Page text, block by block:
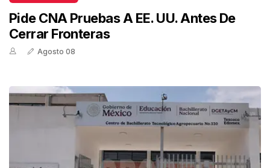
Pide CNA Pruebas A EE. UU. Antes De
Cerrar Fronteras
Agosto 08